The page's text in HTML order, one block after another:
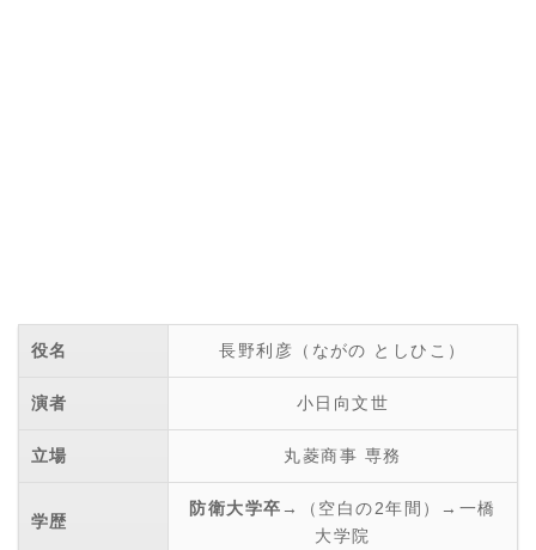
役名 長野利彦（ながの としひこ）
演者 小日向文世
立場 丸菱商事 専務
学歴
防衛大学卒 →（空白の2年間）→一橋
大学院